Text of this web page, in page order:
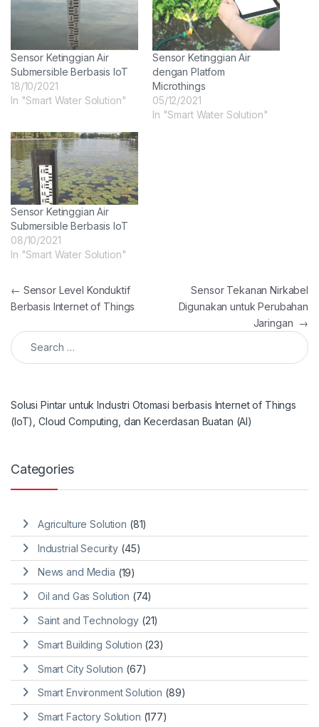
Sensor Ketinggian Air
Submersible Berbasis IoT
18/10/2021
In "Smart Water Solution"
Sensor Ketinggian Air
dengan Platfom
Microthings
05/12/2021
In "Smart Water Solution"
Sensor Ketinggian Air
Submersible Berbasis IoT
08/10/2021
In "Smart Water Solution"
Post navigation
← Sensor Level Konduktif
Berbasis Internet of Things
Sensor Tekanan Nirkabel
Digunakan untuk Perubahan
Jaringan →
Search for:
Solusi Pintar untuk Industri Otomasi berbasis Internet of Things
(IoT), Cloud Computing, dan Kecerdasan Buatan (AI)
Categories
Agriculture Solution (81)
Industrial Security (45)
News and Media (19)
Oil and Gas Solution (74)
Saint and Technology (21)
Smart Building Solution (23)
Smart City Solution (67)
Smart Environment Solution (89)
Smart Factory Solution (177)